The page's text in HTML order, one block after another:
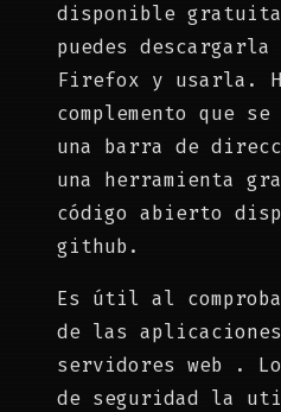
disponible
puedes
Firefox y usarla.
complemento que se
una barra de
una herramienta
código abierto
github.
Es útil al
de las
servidores web .
de seguridad la